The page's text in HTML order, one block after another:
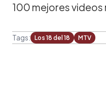
100 mejores videos
Tags: Los 18 del 18 MTV